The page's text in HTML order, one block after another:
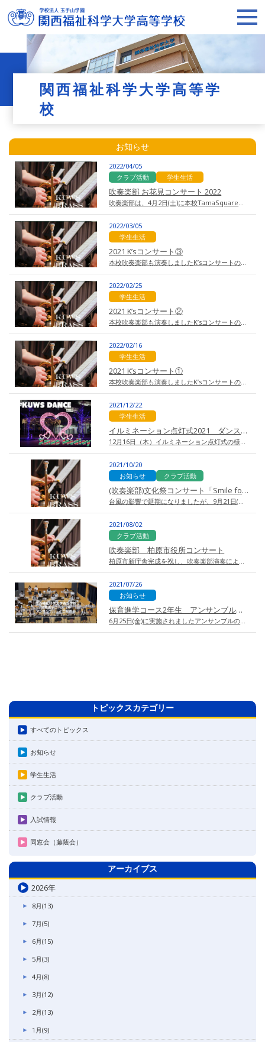
関西福祉科学大学高等学
校
お知らせ
2022/04/05
クラブ活動
学生生活
吹奏楽部 お花見コンサート 2022
2022/03/05
学生生活
2021 K’sコンサート③
2022/02/25
学生生活
2021 K’sコンサート②
2022/02/16
学生生活
2021 K’sコンサート①
2021/12/22
学生生活
イルミネーション点灯式2021 ダンスバトン部
2021/10/20
お知らせ
クラブ活動
(吹奏楽部)文化祭コンサート「Smile for you!」
2021/08/02
クラブ活動
吹奏楽部 柏原市役所コンサート
2021/07/26
お知らせ
保育進学コース2年生 アンサンブルのミニ発表会
トピックスカテゴリー
すべてのトピックス
お知らせ
学生生活
クラブ活動
入試情報
同窓会（藤蔭会）
アーカイブス
2026年
8月(13)
7月(5)
6月(15)
5月(3)
4月(8)
3月(12)
2月(13)
1月(9)